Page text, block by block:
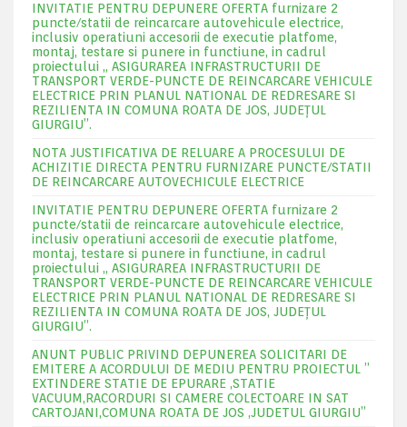
INVITATIE PENTRU DEPUNERE OFERTA furnizare 2
puncte/statii de reincarcare autovehicule electrice,
inclusiv operatiuni accesorii de executie platfome,
montaj, testare si punere in functiune, in cadrul
proiectului „ ASIGURAREA INFRASTRUCTURII DE
TRANSPORT VERDE-PUNCTE DE REINCARCARE VEHICULE
ELECTRICE PRIN PLANUL NATIONAL DE REDRESARE SI
REZILIENTA IN COMUNA ROATA DE JOS, JUDEŢUL
GIURGIU”.
NOTA JUSTIFICATIVA DE RELUARE A PROCESULUI DE
ACHIZITIE DIRECTA PENTRU FURNIZARE PUNCTE/STATII
DE REINCARCARE AUTOVECHICULE ELECTRICE
INVITATIE PENTRU DEPUNERE OFERTA furnizare 2
puncte/statii de reincarcare autovehicule electrice,
inclusiv operatiuni accesorii de executie platfome,
montaj, testare si punere in functiune, in cadrul
proiectului „ ASIGURAREA INFRASTRUCTURII DE
TRANSPORT VERDE-PUNCTE DE REINCARCARE VEHICULE
ELECTRICE PRIN PLANUL NATIONAL DE REDRESARE SI
REZILIENTA IN COMUNA ROATA DE JOS, JUDEŢUL
GIURGIU”.
ANUNT PUBLIC PRIVIND DEPUNEREA SOLICITARI DE
EMITERE A ACORDULUI DE MEDIU PENTRU PROIECTUL ”
EXTINDERE STATIE DE EPURARE ,STATIE
VACUUM,RACORDURI SI CAMERE COLECTOARE IN SAT
CARTOJANI,COMUNA ROATA DE JOS ,JUDETUL GIURGIU”